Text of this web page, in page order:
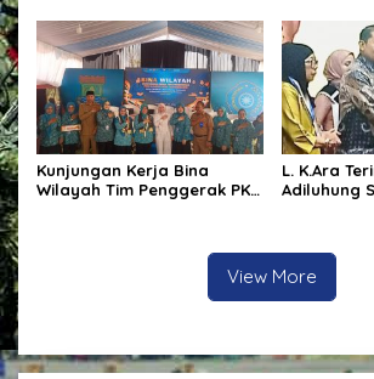
Kunjungan Kerja Bina
Wilayah Tim Penggerak PKK
L. K.Ara
Adiluhung Sebuah
Bangsa
View More